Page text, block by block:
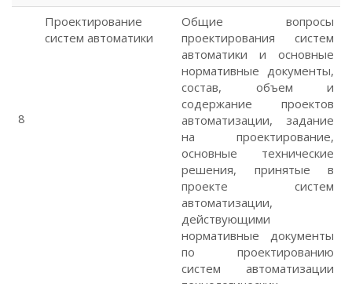
8
Проектирование
систем автоматики
Общие вопросы
проектирования систем
автоматики и основные
нормативные документы,
состав, объем и
содержание проек­тов
автоматизации, задание
на проекти­рование,
основные технические
решения, принятые в
проекте систем
автоматизации,
действующими
нормативные докумен­ты
по проектированию
систем автоматиза­ции